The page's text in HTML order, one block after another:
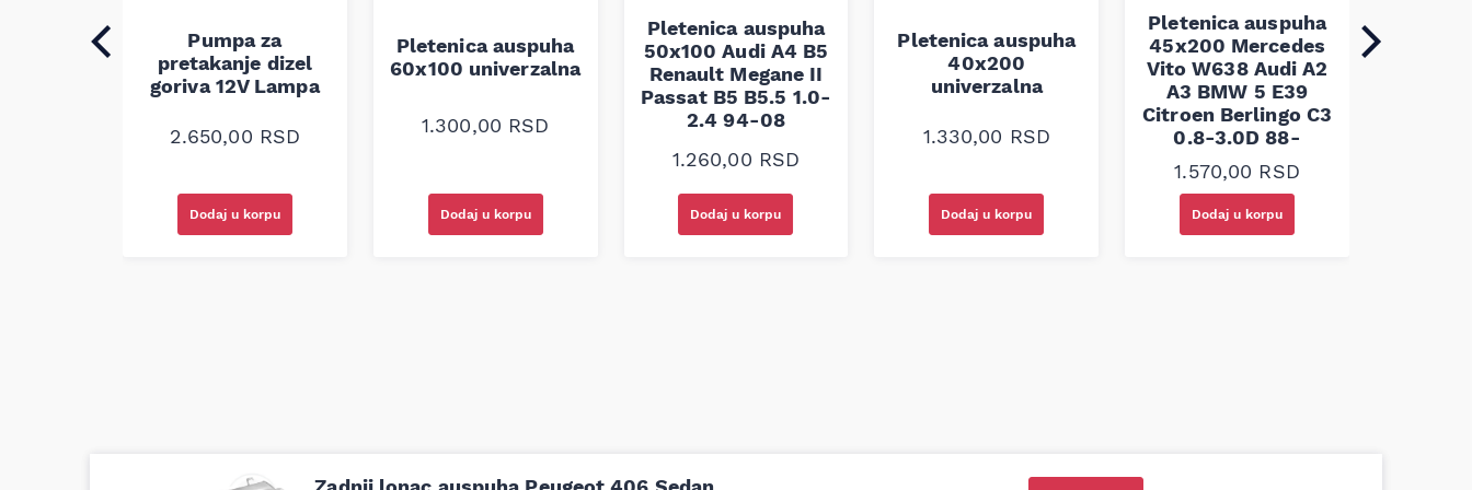
Pumpa za
pretakanje dizel
goriva 12V Lampa
2.650,00 RSD
Dodaj u korpu
Pletenica auspuha
60x100 univerzalna
1.300,00 RSD
Dodaj u korpu
Pletenica auspuha
50x100 Audi A4 B5
Renault Megane II
Passat B5 B5.5 1.0-
2.4 94-08
1.260,00 RSD
Dodaj u korpu
Pletenica auspuha
40x200
univerzalna
1.330,00 RSD
Dodaj u korpu
Pletenica auspuha
45x200 Mercedes
Vito W638 Audi A2
A3 BMW 5 E39
Citroen Berlingo C3
0.8-3.0D 88-
1.570,00 RSD
Dodaj u korpu